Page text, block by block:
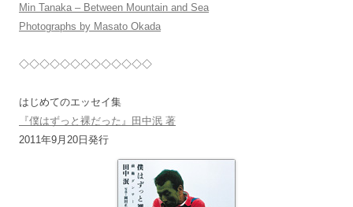
Min Tanaka – Between Mountain and Sea
Photographs by Masato Okada
◇◇◇◇◇◇◇◇◇◇◇◇◇
はじめてのエッセイ集
『僕はずっと裸だった』田中泯 著
2011年9月20日発行